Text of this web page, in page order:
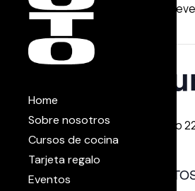
Home
Sobre nosotros
Cursos de cocina
Tarjeta regalo
Eventos
Este
marzo